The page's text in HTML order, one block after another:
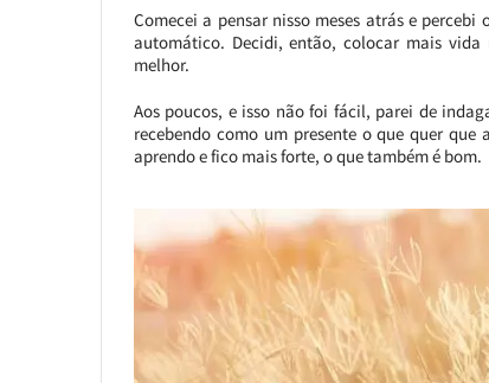
Comecei a pensar nisso meses atrás e
automático. Decidi, então, colocar mais vida
melhor.
Aos poucos, e isso não foi fácil, parei de
recebendo como um presente o que quer
aprendo e fico mais forte, o que também é bom.